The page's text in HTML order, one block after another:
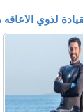
لذوي